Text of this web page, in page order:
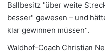
Ballbesitz "über weite
besser" gewesen – und
klar gewinnen müssen".
Waldhof-Coach Christian